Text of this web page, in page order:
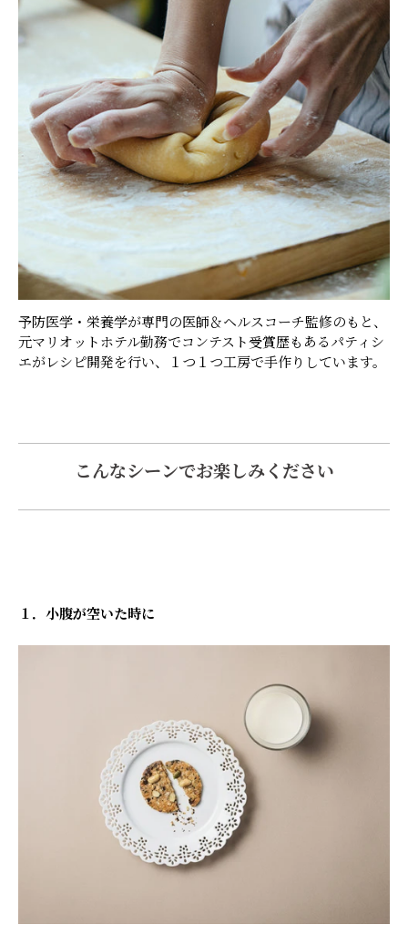
予防医学・栄養学が専門の医師＆ヘルスコーチ監修のもと、
元マリオットホテル勤務でコンテスト受賞歴もあるパティシ
エがレシピ開発を行い、１つ１つ工房で手作りしています。
こんなシーンでお楽しみください
１．小腹が空いた時に